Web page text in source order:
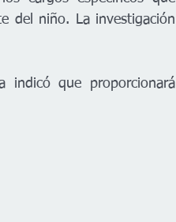
del niño. La investigación
indicó que proporcionará